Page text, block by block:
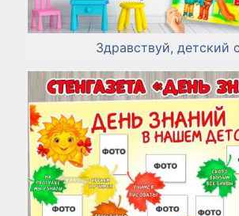
Здравствуй, детский